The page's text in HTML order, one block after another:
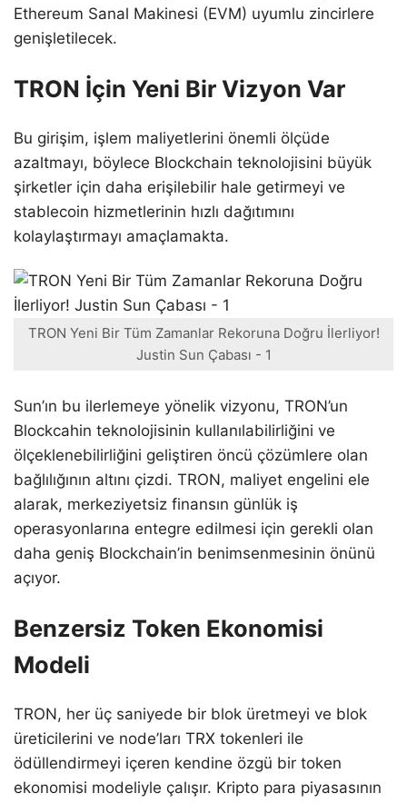
Ethereum Sanal Makinesi (EVM) uyumlu zincirlere
genişletilecek.
TRON İçin Yeni Bir Vizyon Var
Bu girişim, işlem maliyetlerini önemli ölçüde
azaltmayı, böylece Blockchain teknolojisini büyük
şirketler için daha erişilebilir hale getirmeyi ve
stablecoin hizmetlerinin hızlı dağıtımını
kolaylaştırmayı amaçlamakta.
TRON Yeni Bir Tüm Zamanlar Rekoruna Doğru İlerliyor!
Justin Sun Çabası - 1
Sun’ın bu ilerlemeye yönelik vizyonu, TRON’un
Blockcahin teknolojisinin kullanılabilirliğini ve
ölçeklenebilirliğini geliştiren öncü çözümlere olan
bağlılığının altını çizdi. TRON, maliyet engelini ele
alarak, merkeziyetsiz finansın günlük iş
operasyonlarına entegre edilmesi için gerekli olan
daha geniş Blockchain’in benimsenmesinin önünü
açıyor.
Benzersiz Token Ekonomisi
Modeli
TRON, her üç saniyede bir blok üretmeyi ve blok
üreticilerini ve node’ları TRX tokenleri ile
ödüllendirmeyi içeren kendine özgü bir token
ekonomisi modeliyle çalışır. Kripto para piyasasının